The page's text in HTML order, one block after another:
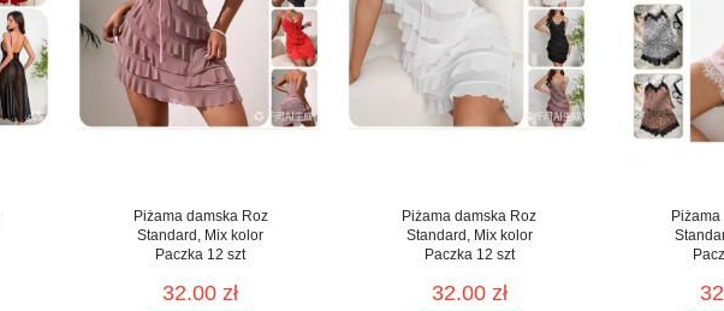
Piżama damska Roz
Standard, Mix kolor
Paczka 12 szt
32.00 zł
Piżama damska Roz
Standard, Mix kolor
Paczka 12 szt
32.00 zł